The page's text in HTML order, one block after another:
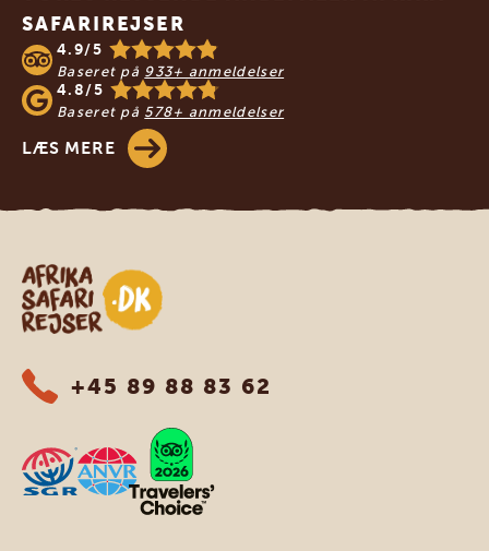
SAFARIREJSER
4.9/5
Baseret på 933+ anmeldelser
4.8/5
Baseret på 578+ anmeldelser
LÆS MERE
Safari-rejser i Afrika
+45 89 88 83 62